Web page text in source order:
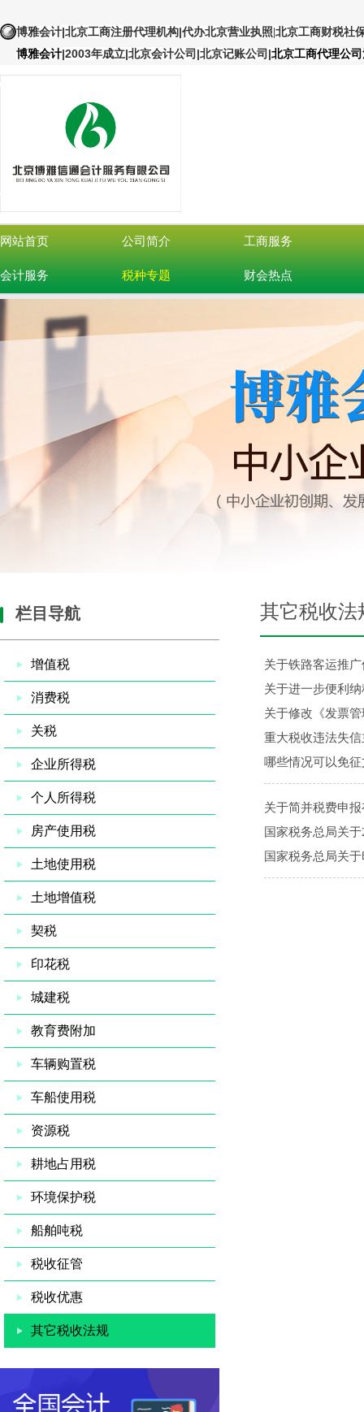
博雅会计|北京工商注册代理机构|代办北京营业执照 |北京工商财税社
博雅会计|2003年成立|北京会计公司|北京记账公司 |北京工商代理公
网站首页 公司简介 工商服务
会计服务 税种专题 财会热点
栏目导航
增值税
消费税
关税
企业所得税
个人所得税
房产使用税
土地使用税
土地增值税
契税
印花税
城建税
教育费附加
车辆购置税
车船使用税
资源税
耕地占用税
环境保护税
船舶吨税
税收征管
税收优惠
其它税收法规
其它税收法
关于铁路客运推
关于进一步便利
关于修改《发票
重大税收违法失
哪些情况可以免
关于简并税费申
国家税务总局关
国家税务总局关